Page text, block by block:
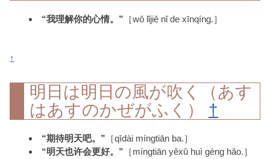
“我理解你的心情。” ［wǒ lǐjiě nǐ de xīnqíng.］
↑
明日は明日の風が吹く（あす
はあすのかぜがふく） †
“期待明天吧。” ［qīdài míngtiān ba.］
“明天也许会更好。” ［míngtiān yěxǔ huì gèng hǎo.］